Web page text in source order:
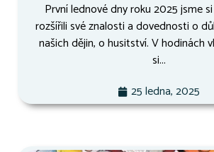
První lednové dny roku 2025 jsme
rozšířili své znalosti a dovednosti o
našich dějin, o husitství. V hodinách
si...
25 ledna, 2025